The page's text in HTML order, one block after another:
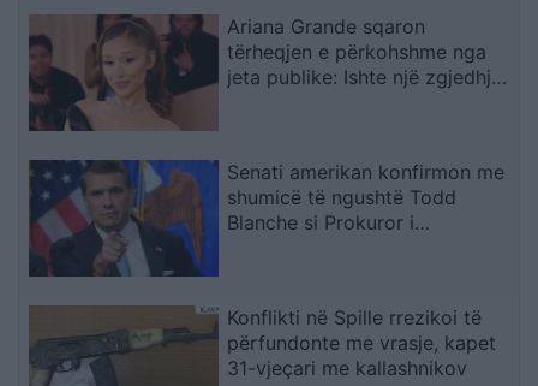
Ariana Grande sqaron
tërheqjen e përkohshme nga
jeta publike: Ishte një zgjedhje
Senati amerikan konfirmon me
shumicë të ngushtë Todd
Blanche si Prokuror i
Konflikti në Spille rrezikoi të
përfundonte me vrasje, kapet
31-vjeçari me kallashnikov